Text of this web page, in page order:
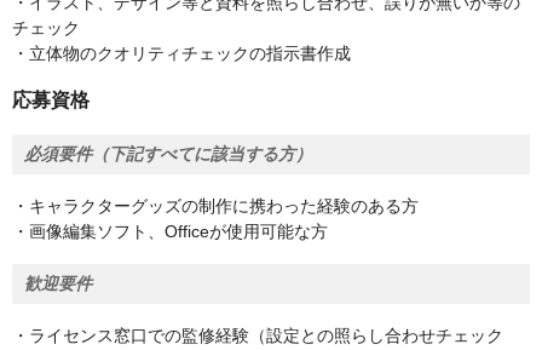
チェック
・立体物のクオリティチェックの指示書作成
応募資格
必須要件（下記すべてに該当する方）
・キャラクターグッズの制作に携わった経験のある方
・画像編集ソフト、Officeが使用可能な方
歓迎要件
・ライセンス窓口での監修経験（設定との照らし合わせチェック